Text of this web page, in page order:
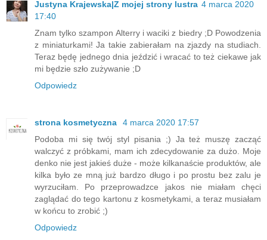
Justyna Krajewska|Z mojej strony lustra 4 marca 2020
17:40
Znam tylko szampon Alterry i waciki z biedry ;D Powodzenia
z miniaturkami! Ja takie zabierałam na zjazdy na studiach.
Teraz będę jednego dnia jeździć i wracać to też ciekawe jak
mi będzie szło zużywanie ;D
Odpowiedz
strona kosmetyczna
4 marca 2020 17:57
Podoba mi się twój styl pisania ;) Ja też muszę zacząć
walczyć z próbkami, mam ich zdecydowanie za dużo. Moje
denko nie jest jakieś duże - może kilkanaście produktów, ale
kilka było ze mną już bardzo długo i po prostu bez zalu je
wyrzuciłam. Po przeprowadzce jakos nie miałam chęci
zaglądać do tego kartonu z kosmetykami, a teraz musiałam
w końcu to zrobić ;)
Odpowiedz